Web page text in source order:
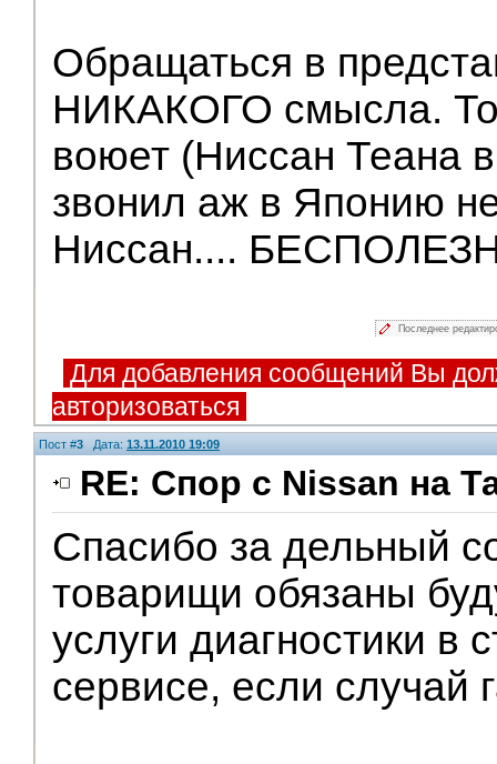
Обращаться в
НИКАКОГО смысла.
воюет (Ниссан Теана
звонил аж в Японию
Ниссан....
Последнее
Для добавления сообщений Вы
авторизоваться
Пост #3 Дата: 13.11.2010 19:09
RE: Спор с Nissan на
Спасибо за дельный
товарищи обязаны
услуги диагностики в
сервисе, если случай